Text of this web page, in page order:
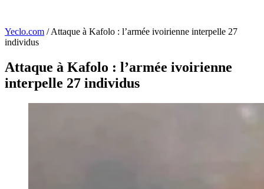
Yeclo.com / Attaque à Kafolo : l’armée ivoirienne interpelle 27
individus
Attaque à Kafolo : l’armée ivoirienne
interpelle 27 individus